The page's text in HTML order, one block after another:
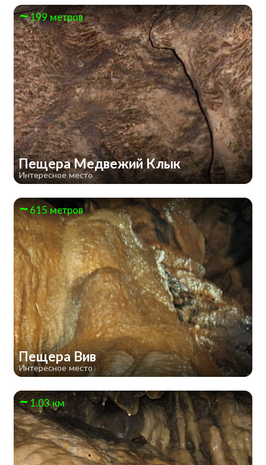
199 метров
Пещера Медвежий Клык
Интересное место
615 метров
Пещера Вив
Интересное место
1.03 км